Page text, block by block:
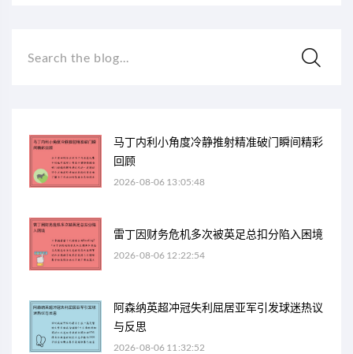
Search the blog...
马丁内利小角度冷静推射精准破门瞬间精彩
回顾
2026-08-06 13:05:48
雷丁因财务危机多次被英足总扣分陷入困境
2026-08-06 12:22:54
阿森纳英超冲冠失利屈居亚军引发球迷热议
与反思
2026-08-06 11:32:52